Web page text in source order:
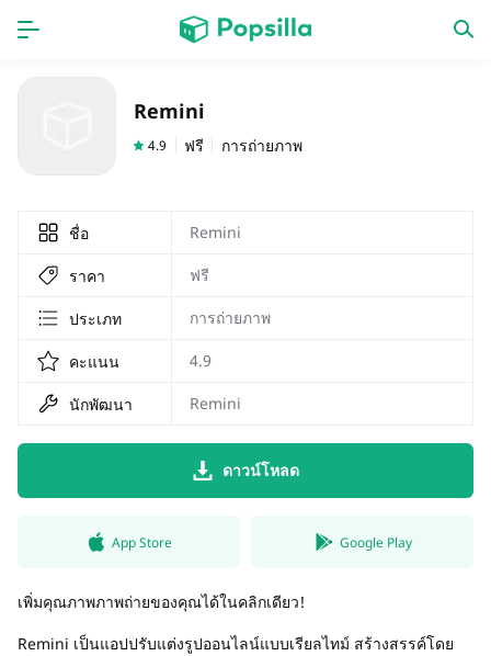
Remini
4.9 ฟรี การถ่ายภาพ
ชื่อ Remini
ราคา ฟรี
ประเภท การถ่ายภาพ
คะแนน 4.9
นักพัฒนา Remini
ดาวน์โหลด
App Store Google Play
เพิ่มคุณภาพภาพถ่ายของคุณได้ในคลิกเดียว!
Remini เป็นแอปปรับแต่งรูปออนไลน์แบบเรียลไทม์ สร้างสรรค์โดย